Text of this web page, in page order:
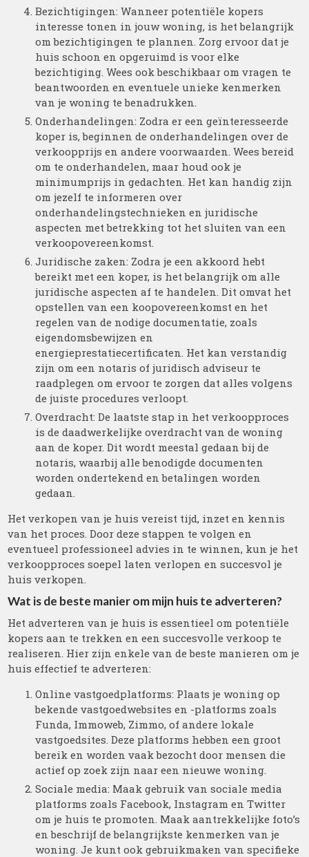
Bezichtigingen: Wanneer potentiële kopers
interesse tonen in jouw woning, is het belangrijk
om bezichtigingen te plannen. Zorg ervoor dat je
huis schoon en opgeruimd is voor elke
bezichtiging. Wees ook beschikbaar om vragen te
beantwoorden en eventuele unieke kenmerken
van je woning te benadrukken.
Onderhandelingen: Zodra er een geïnteresseerde
koper is, beginnen de onderhandelingen over de
verkoopprijs en andere voorwaarden. Wees bereid
om te onderhandelen, maar houd ook je
minimumprijs in gedachten. Het kan handig zijn
om jezelf te informeren over
onderhandelingstechnieken en juridische
aspecten met betrekking tot het sluiten van een
verkoopovereenkomst.
Juridische zaken: Zodra je een akkoord hebt
bereikt met een koper, is het belangrijk om alle
juridische aspecten af te handelen. Dit omvat het
opstellen van een koopovereenkomst en het
regelen van de nodige documentatie, zoals
eigendomsbewijzen en
energieprestatiecertificaten. Het kan verstandig
zijn om een notaris of juridisch adviseur te
raadplegen om ervoor te zorgen dat alles volgens
de juiste procedures verloopt.
Overdracht: De laatste stap in het verkoopproces
is de daadwerkelijke overdracht van de woning
aan de koper. Dit wordt meestal gedaan bij de
notaris, waarbij alle benodigde documenten
worden ondertekend en betalingen worden
gedaan.
Het verkopen van je huis vereist tijd, inzet en kennis
van het proces. Door deze stappen te volgen en
eventueel professioneel advies in te winnen, kun je het
verkoopproces soepel laten verlopen en succesvol je
huis verkopen.
Wat is de beste manier om mijn huis te adverteren?
Het adverteren van je huis is essentieel om potentiële
kopers aan te trekken en een succesvolle verkoop te
realiseren. Hier zijn enkele van de beste manieren om je
huis effectief te adverteren:
Online vastgoedplatforms: Plaats je woning op
bekende vastgoedwebsites en -platforms zoals
Funda, Immoweb, Zimmo, of andere lokale
vastgoedsites. Deze platforms hebben een groot
bereik en worden vaak bezocht door mensen die
actief op zoek zijn naar een nieuwe woning.
Sociale media: Maak gebruik van sociale media
platforms zoals Facebook, Instagram en Twitter
om je huis te promoten. Maak aantrekkelijke foto’s
en beschrijf de belangrijkste kenmerken van je
woning. Je kunt ook gebruikmaken van specifieke